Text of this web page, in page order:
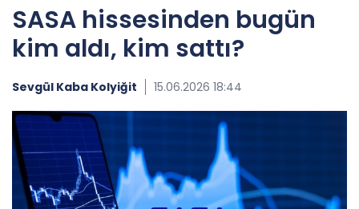
SASA hissesinden bugün
kim aldı, kim sattı?
Sevgül Kaba Kolyiğit 15.06.2026 18:44